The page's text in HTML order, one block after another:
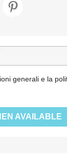
generali e la
AVAILABLE